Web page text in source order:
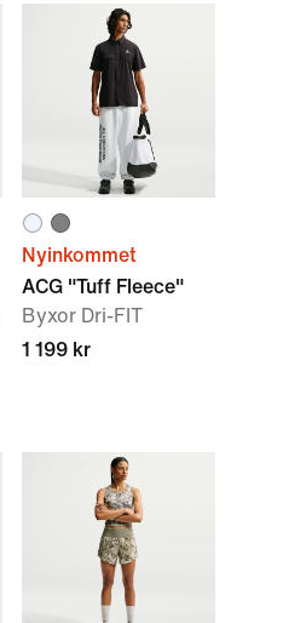
Nyinkommet
ACG "Tuff Fleece"
Byxor Dri-FIT
1 199 kr